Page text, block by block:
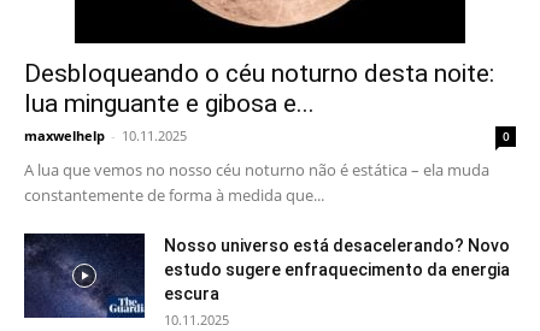
Desbloqueando o céu noturno desta noite:
lua minguante e gibosa e...
maxwelhelp - 10.11.2025 0
A lua que vemos no nosso céu noturno não é estática – ela muda
constantemente de forma à medida que...
Nosso universo está desacelerando? Novo
estudo sugere enfraquecimento da energia
escura
10.11.2025